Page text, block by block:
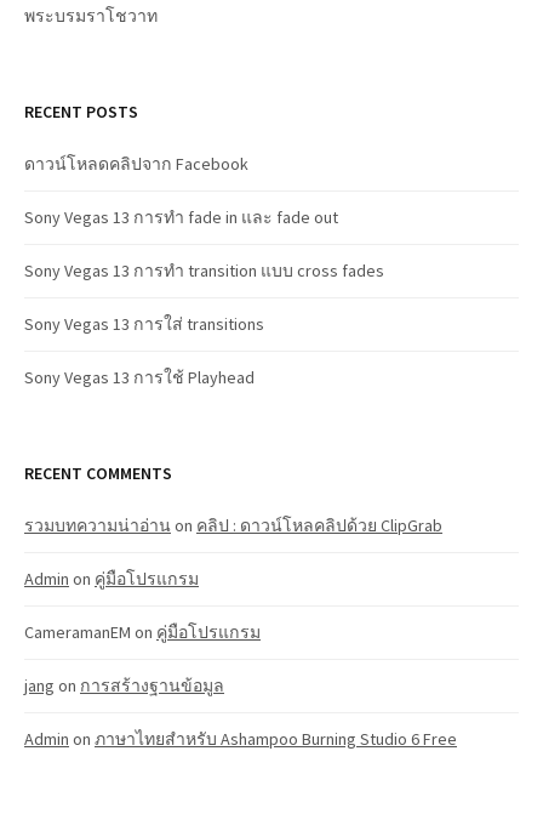
พระบรมราโชวาท
RECENT POSTS
ดาวน์โหลดคลิปจาก Facebook
Sony Vegas 13 การทำ fade in และ fade out
Sony Vegas 13 การทำ transition แบบ cross fades
Sony Vegas 13 การใส่ transitions
Sony Vegas 13 การใช้ Playhead
RECENT COMMENTS
รวมบทความน่าอ่านon คลิป : ดาวน์โหลคลิปด้วย ClipGrab
Admin on คู่มือโปรแกรม
CameramanEM on คู่มือโปรแกรม
jang on การสร้างฐานข้อมูล
Admin on ภาษาไทยสำหรับ Ashampoo Burning Studio 6 Free